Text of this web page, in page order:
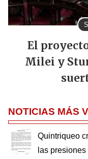
El
Milei y
NOTICIAS MÁS
Quintriqueo
las